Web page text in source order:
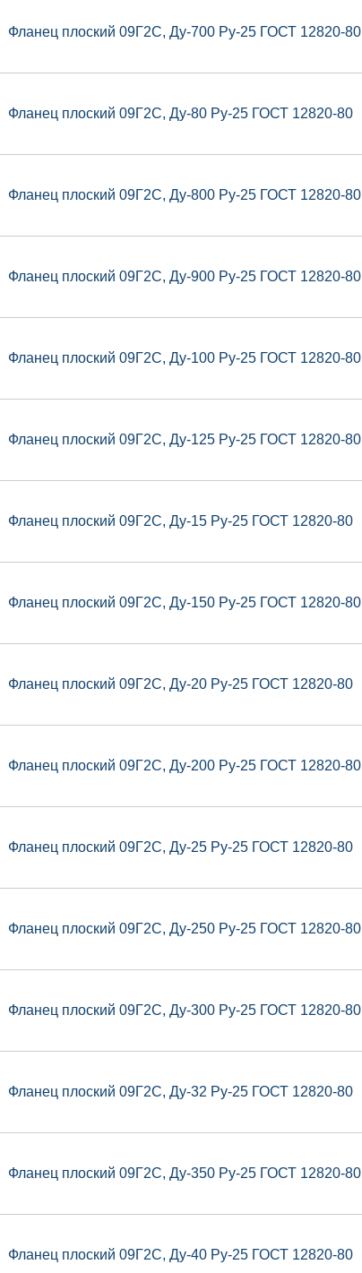
Фланец плоский 09Г2С, Ду-700 Ру-25 ГОСТ 12820-80
Фланец плоский 09Г2С, Ду-80 Ру-25 ГОСТ 12820-80
Фланец плоский 09Г2С, Ду-800 Ру-25 ГОСТ 12820-80
Фланец плоский 09Г2С, Ду-900 Ру-25 ГОСТ 12820-80
Фланец плоский 09Г2С, Ду-100 Ру-25 ГОСТ 12820-80
Фланец плоский 09Г2С, Ду-125 Ру-25 ГОСТ 12820-80
Фланец плоский 09Г2С, Ду-15 Ру-25 ГОСТ 12820-80
Фланец плоский 09Г2С, Ду-150 Ру-25 ГОСТ 12820-80
Фланец плоский 09Г2С, Ду-20 Ру-25 ГОСТ 12820-80
Фланец плоский 09Г2С, Ду-200 Ру-25 ГОСТ 12820-80
Фланец плоский 09Г2С, Ду-25 Ру-25 ГОСТ 12820-80
Фланец плоский 09Г2С, Ду-250 Ру-25 ГОСТ 12820-80
Фланец плоский 09Г2С, Ду-300 Ру-25 ГОСТ 12820-80
Фланец плоский 09Г2С, Ду-32 Ру-25 ГОСТ 12820-80
Фланец плоский 09Г2С, Ду-350 Ру-25 ГОСТ 12820-80
Фланец плоский 09Г2С, Ду-40 Ру-25 ГОСТ 12820-80